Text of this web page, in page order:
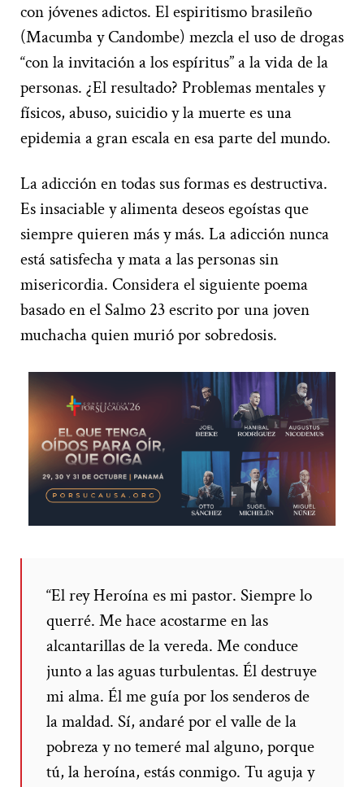
con jóvenes adictos. El espiritismo brasileño
(Macumba y Candombe) mezcla el uso de drogas
“con la invitación a los espíritus” a la vida de la
personas. ¿El resultado? Problemas mentales y
físicos, abuso, suicidio y la muerte es una
epidemia a gran escala en esa parte del mundo.
La adicción en todas sus formas es destructiva.
Es insaciable y alimenta deseos egoístas que
siempre quieren más y más. La adicción nunca
está satisfecha y mata a las personas sin
misericordia. Considera el siguiente poema
basado en el Salmo 23 escrito por una joven
muchacha quien murió por sobredosis.
“El rey Heroína es mi pastor. Siempre lo
querré. Me hace acostarme en las
alcantarillas de la vereda. Me conduce
junto a las aguas turbulentas. Él destruye
mi alma. Él me guía por los senderos de
la maldad. Sí, andaré por el valle de la
pobreza y no temeré mal alguno, porque
tú, la heroína, estás conmigo. Tu aguja y